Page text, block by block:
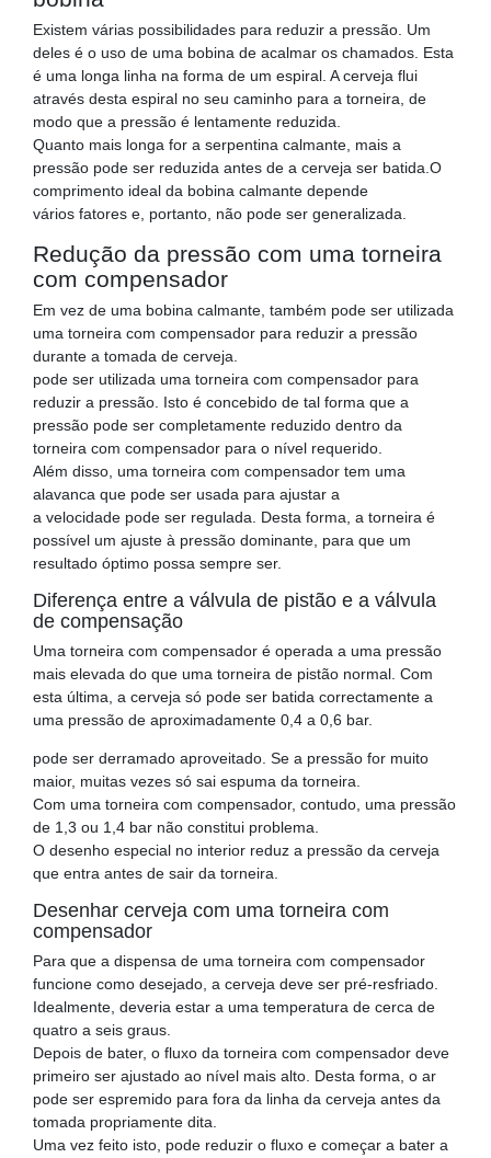
Existem várias possibilidades para reduzir a pressão. Um
deles é o uso de uma bobina de acalmar os chamados. Esta
é uma longa linha na forma de um espiral. A cerveja flui
através desta espiral no seu caminho para a torneira, de
modo que a pressão é lentamente reduzida.
Quanto mais longa for a serpentina calmante, mais a
pressão pode ser reduzida antes de a cerveja ser batida.O
comprimento ideal da bobina calmante depende
vários fatores e, portanto, não pode ser generalizada.
Redução da pressão com uma torneira
com compensador
Em vez de uma bobina calmante, também pode ser utilizada
uma torneira com compensador para reduzir a pressão
durante a tomada de cerveja.
pode ser utilizada uma torneira com compensador para
reduzir a pressão. Isto é concebido de tal forma que a
pressão pode ser completamente reduzido dentro da
torneira com compensador para o nível requerido.
Além disso, uma torneira com compensador tem uma
alavanca que pode ser usada para ajustar a
a velocidade pode ser regulada. Desta forma, a torneira é
possível um ajuste à pressão dominante, para que um
resultado óptimo possa sempre ser.
Diferença entre a válvula de pistão e a válvula
de compensação
Uma torneira com compensador é operada a uma pressão
mais elevada do que uma torneira de pistão normal. Com
esta última, a cerveja só pode ser batida correctamente a
uma pressão de aproximadamente 0,4 a 0,6 bar.
pode ser derramado aproveitado. Se a pressão for muito
maior, muitas vezes só sai espuma da torneira.
Com uma torneira com compensador, contudo, uma pressão
de 1,3 ou 1,4 bar não constitui problema.
O desenho especial no interior reduz a pressão da cerveja
que entra antes de sair da torneira.
Desenhar cerveja com uma torneira com
compensador
Para que a dispensa de uma torneira com compensador
funcione como desejado, a cerveja deve ser pré-resfriado.
Idealmente, deveria estar a uma temperatura de cerca de
quatro a seis graus.
Depois de bater, o fluxo da torneira com compensador deve
primeiro ser ajustado ao nível mais alto. Desta forma, o ar
pode ser espremido para fora da linha da cerveja antes da
tomada propriamente dita.
Uma vez feito isto, pode reduzir o fluxo e começar a bater a